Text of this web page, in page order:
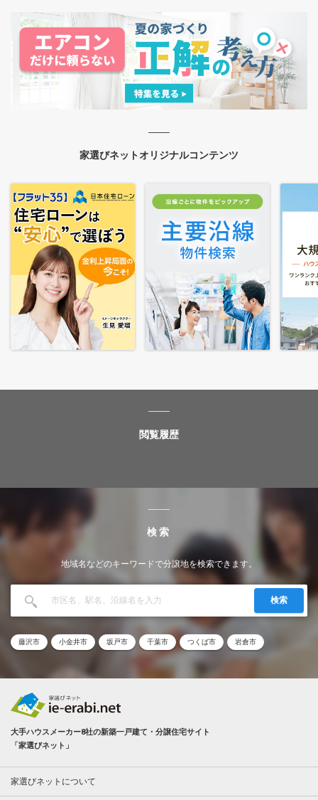
家選びネットオリジナルコンテンツ
閲覧履歴
検索
地域名などのキーワードで分譲地を検索できます。
検索
藤沢市 小金井市 坂戸市 千葉市 つくば市 岩倉市
大手ハウスメーカー8社の新築一戸建て・分譲住宅サイト
「家選びネット」
家選びネットについて